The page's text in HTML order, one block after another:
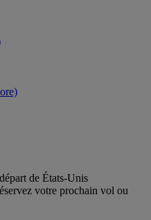
de États-Unis
votre prochain vol ou